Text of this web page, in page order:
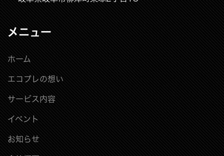
メニュー
ホーム
エコプレの想い
サービス内容
イベント
お知らせ